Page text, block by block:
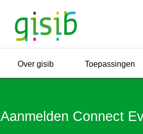
Over gisib Toepassingen
Aanmelden Connect